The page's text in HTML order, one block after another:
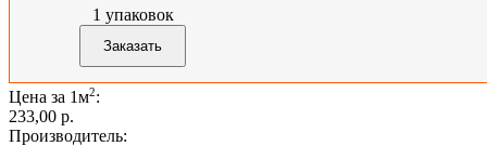
1 упаковок
Цена за 1м2:
233,00 p.
Производитель: